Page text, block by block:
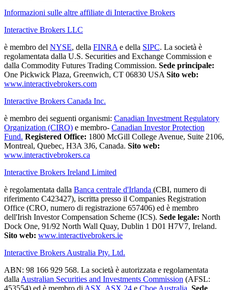
Informazioni sulle altre affiliate di Interactive Brokers
Interactive Brokers LLC
è membro del NYSE, della FINRA e della SIPC. La società è
regolamentata dalla U.S. Securities and Exchange Commission e
dalla Commodity Futures Trading Commission. Sede principale:
One Pickwick Plaza, Greenwich, CT 06830 USA Sito web:
www.interactivebrokers.com
Interactive Brokers Canada Inc.
è membro dei seguenti organismi: Canadian Investment Regulatory
Organization (CIRO) e membro- Canadian Investor Protection
Fund. Registered Office: 1800 McGill College Avenue, Suite 2106,
Montreal, Quebec, H3A 3J6, Canada. Sito web:
www.interactivebrokers.ca
Interactive Brokers Ireland Limited
è regolamentata dalla Banca centrale d'Irlanda (CBI, numero di
riferimento C423427), iscritta presso il Companies Registration
Office (CRO, numero di registrazione 657406) ed è membro
dell'Irish Investor Compensation Scheme (ICS). Sede legale: North
Dock One, 91/92 North Wall Quay, Dublin 1 D01 H7V7, Ireland.
Sito web: www.interactivebrokers.ie
Interactive Brokers Australia Pty. Ltd.
ABN: 98 166 929 568. La società è autorizzata e regolamentata
dalla Australian Securities and Investments Commission (AFSL:
453554) ed è membro di ASX ASX 24 e Cboe Australia Sede